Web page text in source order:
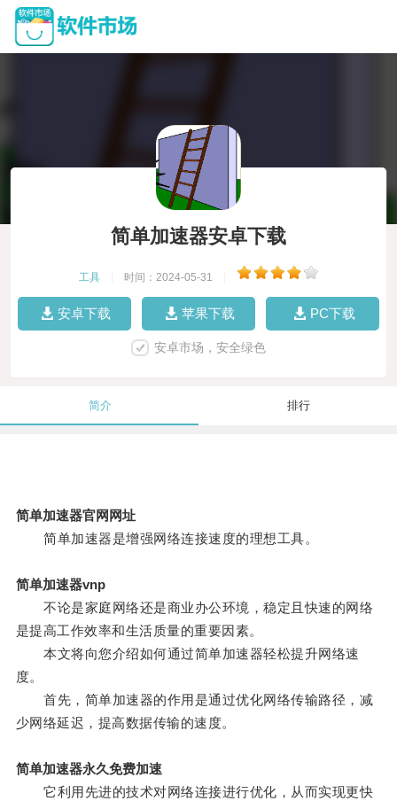
简单加速器安卓下载
工具 时间：2024-05-31
安卓下载 苹果下载 PC下载
安卓市场，安全绿色
简介 排行
简单加速器官网网址
简单加速器是增强网络连接速度的理想工具。
简单加速器vnp
不论是家庭网络还是商业办公环境，稳定且快速的网络
是提高工作效率和生活质量的重要因素。
本文将向您介绍如何通过简单加速器轻松提升网络速
度。
首先，简单加速器的作用是通过优化网络传输路径，减
少网络延迟，提高数据传输的速度。
简单加速器永久免费加速
它利用先进的技术对网络连接进行优化，从而实现更快